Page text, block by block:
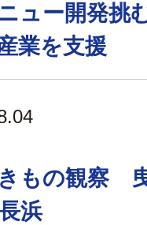
ュー開発
業を支援
もの観察
浜